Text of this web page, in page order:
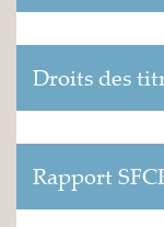
Droits des
Rapport